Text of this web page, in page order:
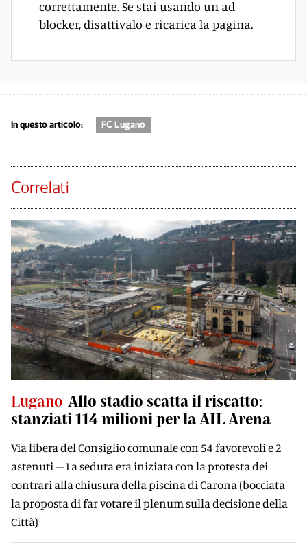
correttamente. Se stai usando un ad
blocker, disattivalo e ricarica la pagina.
In questo articolo: FC Lugano
Correlati
Lugano Allo stadio scatta il riscatto:
stanziati 114 milioni per la AIL Arena
Via libera del Consiglio comunale con 54 favorevoli e 2
astenuti – La seduta era iniziata con la protesta dei
contrari alla chiusura della piscina di Carona (bocciata
la proposta di far votare il plenum sulla decisione della
Città)